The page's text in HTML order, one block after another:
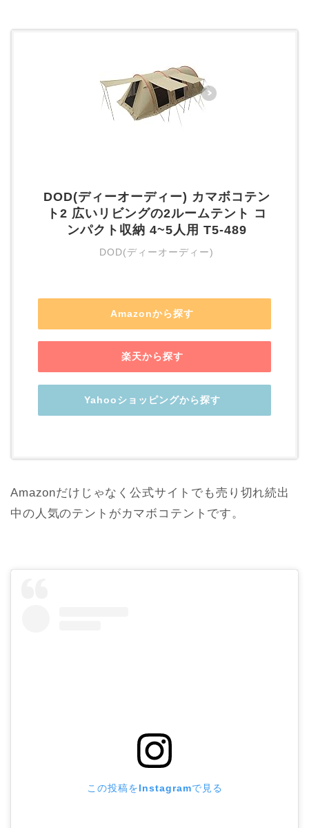
DOD(ディーオーディー) カマボコテン
ト2 広いリビングの2ルームテント コ
ンパクト収納 4~5人用 T5-489
DOD(ディーオーディー)
Amazonから探す
楽天から探す
Yahooショッピングから探す
Amazonだけじゃなく公式サイトでも売り切れ続出
中の人気のテントがカマボコテントです。
この投稿をInstagramで見る